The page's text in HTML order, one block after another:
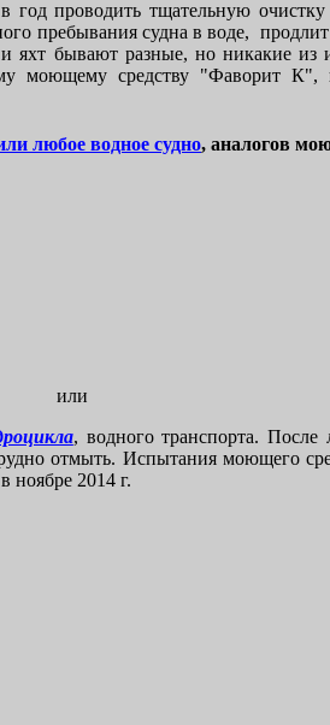
год проводить тщательную
пребывания судна в воде, продлит
яхт бывают разные, но никакие из
моющему средству "Фаворит К",
любое водное судно, аналогов
или
, водного транспорта. После
отмыть. Испытания моющего
ноябре 2014 г.